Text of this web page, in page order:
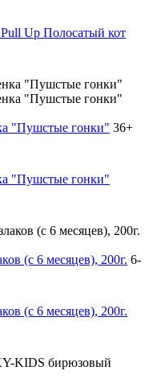
Up Полосатый кот
"Пушстые гонки" 36+
"Пушстые гонки"
(с 6 месяцев), 200г. 6-
(с 6 месяцев), 200г.